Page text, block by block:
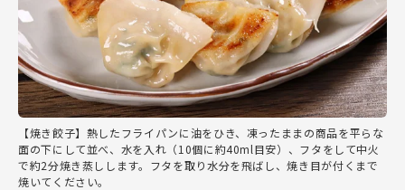
【焼き餃子】熱したフライパンに油をひき、凍ったままの商品を平らな
面の下にして並べ、水を入れ（10個に約40ml目安）、フタをして中火
で約2分焼き蒸しします。フタを取り水分を飛ばし、焼き目が付くまで
焼いてください。